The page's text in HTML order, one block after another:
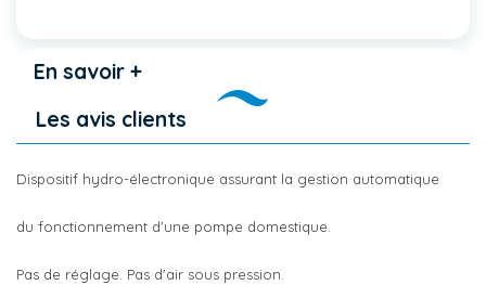
En savoir +
Les avis clients
Dispositif hydro-électronique assurant la gestion automatique
du fonctionnement d'une pompe domestique.
Pas de réglage. Pas d'air sous pression.